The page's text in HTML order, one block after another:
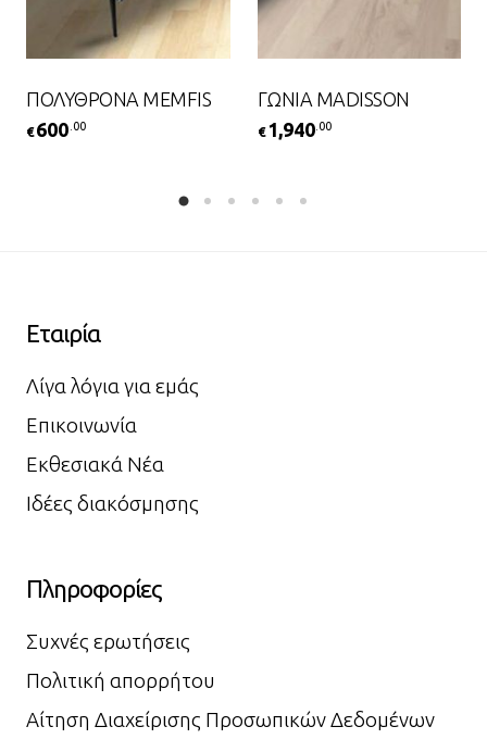
ΠΟΛΥΘΡΟΝΑ MEMFIS
€ 600 .00
ΓΩΝΙΑ MADISSON
€ 1,940 .00
Εταιρία
Λίγα λόγια για εμάς
Επικοινωνία
Εκθεσιακά Νέα
Ιδέες διακόσμησης
Πληροφορίες
Συχνές ερωτήσεις
Πολιτική απορρήτου
Αίτηση Διαχείρισης Προσωπικών Δεδομένων